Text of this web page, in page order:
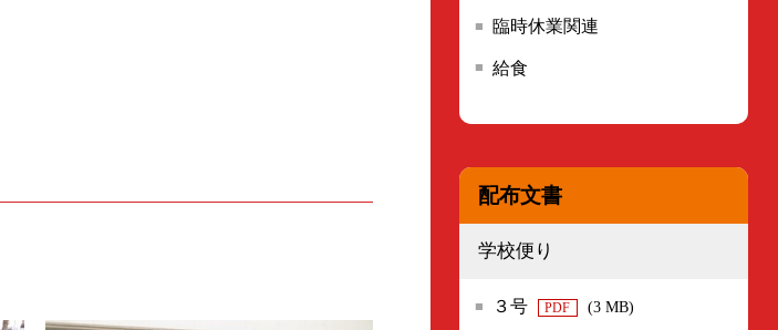
臨時休業関連
給食
配布文書
学校便り
３号 PDF (3 MB)